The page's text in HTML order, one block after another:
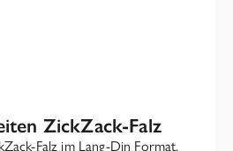
ZickZack-Falz
Falz im Lang-Din Format,